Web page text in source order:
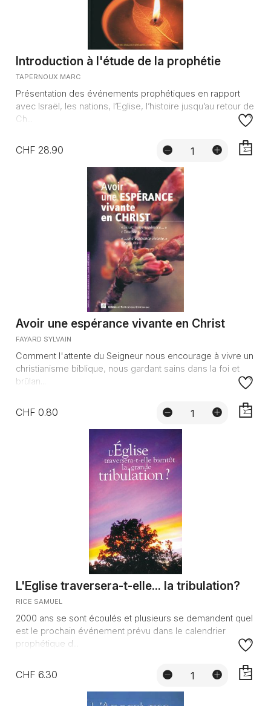
Introduction à l'étude de la prophétie
TAPERNOUX MARC
Présentation des événements prophétiques en rapport
avec Israël, les nations, l’Eglise, l’histoire jusqu’au retour de
Ch...
CHF 28.90
Avoir une espérance vivante en Christ
FAYARD SYLVAIN
Comment l'attente du Seigneur nous encourage à vivre un
christianisme biblique, nous gardant sains dans la foi et
brûlan...
CHF 0.80
L'Eglise traversera-t-elle... la tribulation?
RICE SAMUEL
2000 ans se sont écoulés et plusieurs se demandent quel
est le prochain événement prévu dans le calendrier
prophétique d...
CHF 6.30